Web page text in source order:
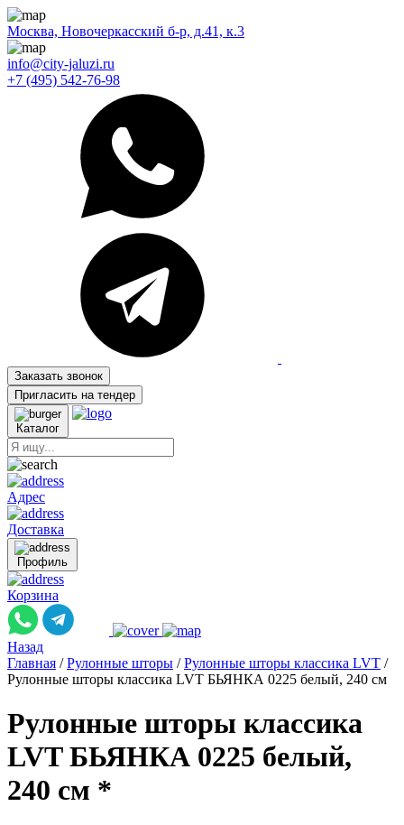
Москва, Новочеркасский б-р, д.41, к.3
info@city-jaluzi.ru
+7 (495) 542-76-98
Заказать звонок
Пригласить на тендер
Каталог
Адрес
Доставка
Профиль
Корзина
Назад
Главная / Рулонные шторы / Рулонные шторы классика LVT /
Рулонные шторы классика LVT БЬЯНКА 0225 белый, 240 см
Рулонные шторы классика
LVT БЬЯНКА 0225 белый,
240 см *